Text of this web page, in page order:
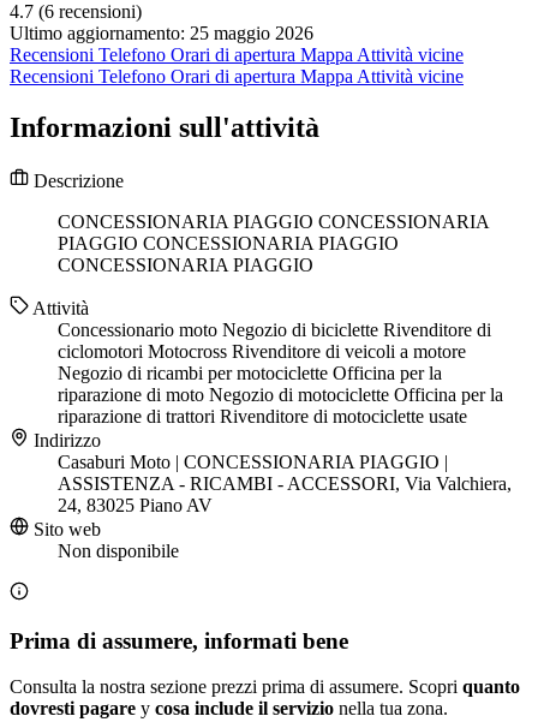
4.7 (6 recensioni)
Ultimo aggiornamento: 25 maggio 2026
Recensioni Telefono Orari di apertura Mappa Attività vicine
Recensioni Telefono Orari di apertura Mappa Attività vicine
Informazioni sull'attività
Descrizione
CONCESSIONARIA PIAGGIO CONCESSIONARIA
PIAGGIO CONCESSIONARIA PIAGGIO
CONCESSIONARIA PIAGGIO
Attività
Concessionario moto Negozio di biciclette Rivenditore di
ciclomotori Motocross Rivenditore di veicoli a motore
Negozio di ricambi per motociclette Officina per la
riparazione di moto Negozio di motociclette Officina per la
riparazione di trattori Rivenditore di motociclette usate
Indirizzo
Casaburi Moto | CONCESSIONARIA PIAGGIO |
ASSISTENZA - RICAMBI - ACCESSORI, Via Valchiera,
24, 83025 Piano AV
Sito web
Non disponibile
Prima di assumere, informati bene
Consulta la nostra sezione prezzi prima di assumere. Scopri quanto
dovresti pagare y cosa include il servizio nella tua zona.